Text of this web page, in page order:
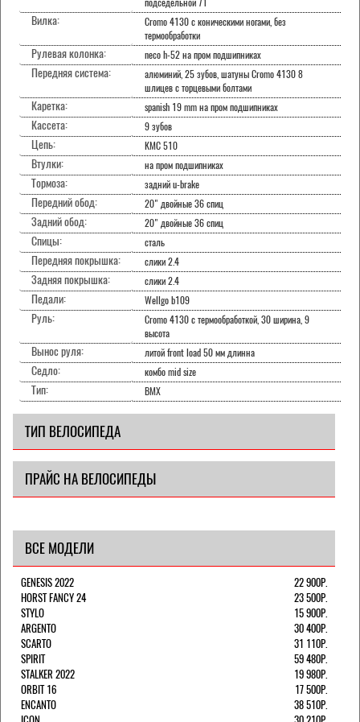
Вилка:
Cromo 4130 с коническими ногами, без
термообработки
Рулевая колонка: neco h-52 на пром подшипниках
Передняя система:
алюминий, 25 зубов, шатуны Cromo 4130 8
шлицев с торцевыми болтами
Каретка: spanish 19 mm на пром подшипниках
Кассета: 9 зубов
Цепь: KMC 510
Втулки: на пром подшипниках
Тормоза: задний u-brake
Передний обод: 20" двойные 36 спиц
Задний обод: 20" двойные 36 спиц
Спицы: сталь
Передняя покрышка: слики 2.4
Задняя покрышка: слики 2.4
Педали: Wellgo b109
Руль:
Cromo 4130 с термообработкой, 30 ширина, 9
высота
Вынос руля: литой front load 50 мм длинна
Седло: комбо mid size
Тип: BMX
ТИП ВЕЛОСИПЕДА
ПРАЙС НА ВЕЛОСИПЕДЫ
ВСЕ МОДЕЛИ
GENESIS 2022
22 900Р.
HORST FANCY 24
23 500Р.
STYLO
15 900Р.
ARGENTO
30 400Р.
SCARTO
31 110Р.
SPIRIT
59 480Р.
STALKER 2022
19 980Р.
ORBIT 16
17 500Р.
ENCANTO
38 510Р.